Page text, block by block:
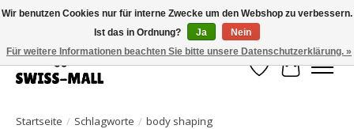
Kostenloser Versand ab CHF 250 – pünktlich und zuverlässig geliefert
Wunschzettel
Ihr
Startseite / Schlagworte / body shaping
Wir benutzen Cookies nur für interne Zwecke um den Webshop zu verbessern.
Ist das in Ordnung?
Ja
Nein
Für weitere Informationen beachten Sie bitte unsere Datenschutzerklärung. »